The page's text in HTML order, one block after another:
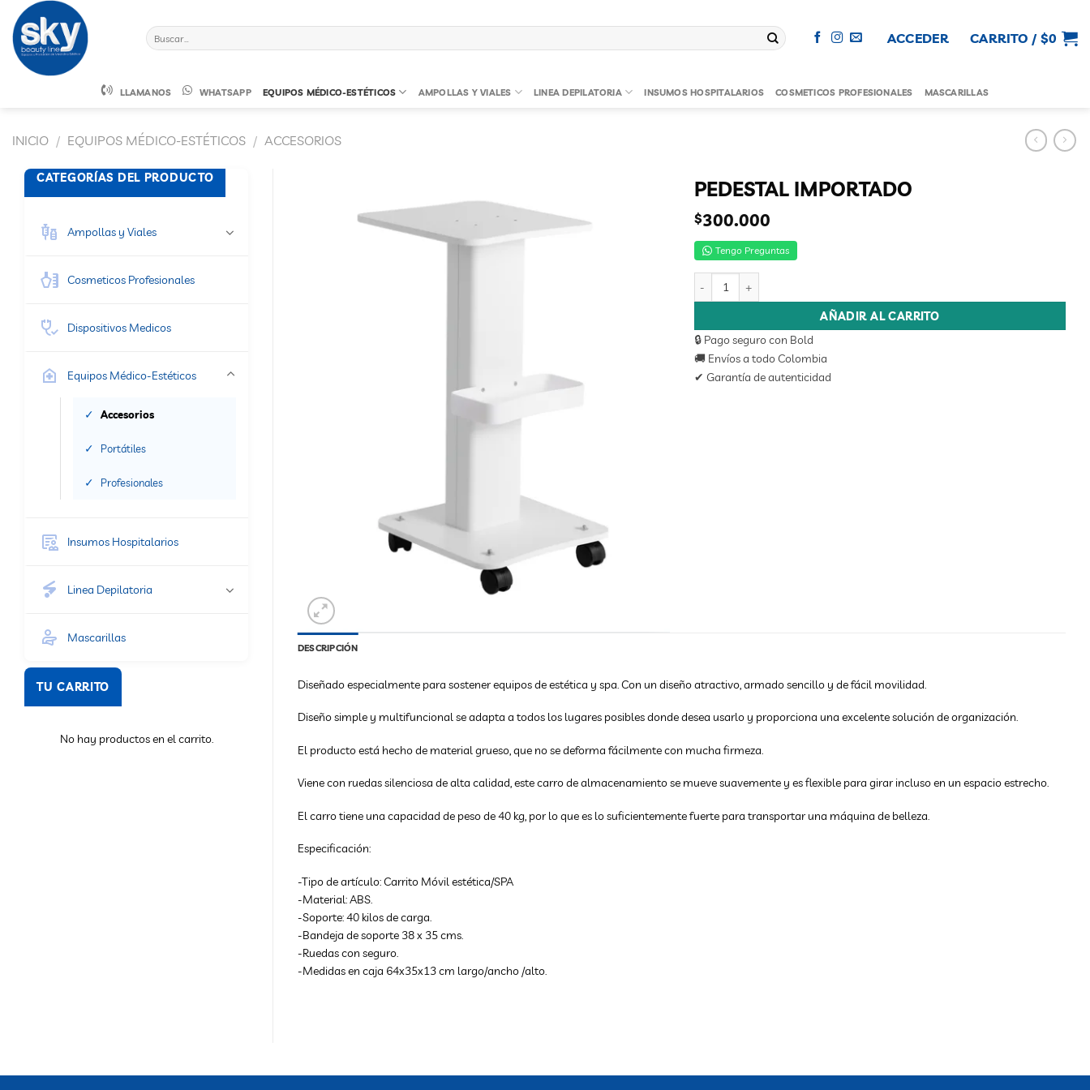
Saltar
contenido
Buscar
por:
ACCEDER CARRITO /$0
LLAMANOS WHATSAPP EQUIPOS MÉDICO-ESTÉTICOS AMPOLLAS Y VIALES LINEA DEPILATORIA INSUMOS HOSPITALARIOS COSMETICOS PROFESIONALES MASCARILLAS
INICIO / EQUIPOS MÉDICO-ESTÉTICOS / ACCESORIOS
CATEGORÍAS DEL PRODUCTO
Ampollas y Viales
Cosmeticos Profesionales
Dispositivos Medicos
Equipos Médico-Estéticos
Accesorios
Portátiles
Profesionales
Insumos Hospitalarios
Linea Depilatoria
Mascarillas
TU CARRITO
No hay productos en el carrito.
PEDESTAL IMPORTADO
$300.000
Tengo Preguntas
AÑADIR AL CARRITO
🔒 Pago seguro con Bold
🚚 Envíos a todo Colombia
✔ Garantía de autenticidad
DESCRIPCIÓN
Diseñado especialmente para sostener equipos de estética y spa. Con un diseño atractivo, armado sencillo y de fácil movilidad.
Diseño simple y multifuncional se adapta a todos los lugares posibles donde desea usarlo y proporciona una excelente solución de organización.
El producto está hecho de material grueso, que no se deforma fácilmente con mucha firmeza.
Viene con ruedas silenciosa de alta calidad, este carro de almacenamiento se mueve suavemente y es flexible para girar incluso en un espacio estrecho.
El carro tiene una capacidad de peso de 40 kg, por lo que es lo suficientemente fuerte para transportar una máquina de belleza.
Especificación:
-Tipo de artículo: Carrito Móvil estética/SPA
-Material: ABS.
-Soporte: 40 kilos de carga.
-Bandeja de soporte 38 x 35 cms.
-Ruedas con seguro.
-Medidas en caja 64x35x13 cm largo/ancho /alto.